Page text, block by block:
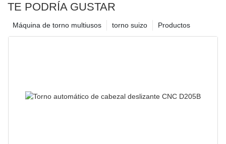
TE PODRÍA GUSTAR
Productos
torno suizo
Máquina de torno multiusos